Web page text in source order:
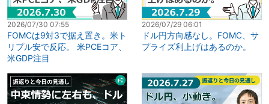
2026/07/30 07:55
FOMCは9対3で据え置き。米ト
リプル安で反応。 米PCEコア、
米GDP注目
2026/07/29 06:01
ドル円方向感なし。FOMC、サ
プライズ利上げはあるのか。